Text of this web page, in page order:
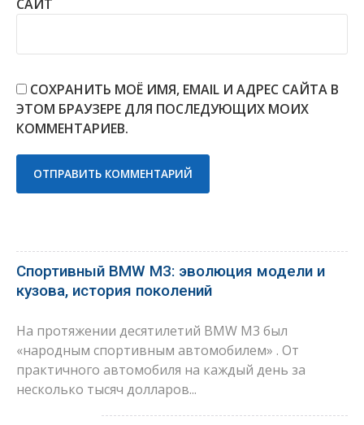
САЙТ
СОХРАНИТЬ МОЁ ИМЯ, EMAIL И АДРЕС САЙТА В
ЭТОМ БРАУЗЕРЕ ДЛЯ ПОСЛЕДУЮЩИХ МОИХ
КОММЕНТАРИЕВ.
Спортивный BMW M3: эволюция модели и
кузова, история поколений
На протяжении десятилетий BMW M3 был
«народным спортивным автомобилем» . От
практичного автомобиля на каждый день за
несколько тысяч долларов...